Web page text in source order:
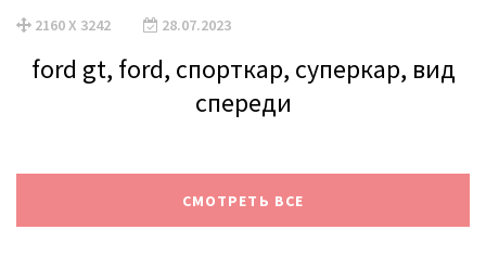
2160 X 3242 28.07.2023
ford gt, ford, спорткар, суперкар, вид
спереди
СМОТРЕТЬ ВСЕ